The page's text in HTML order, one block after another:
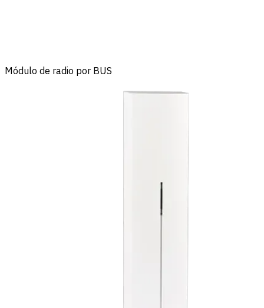
Módulo de radio por BUS